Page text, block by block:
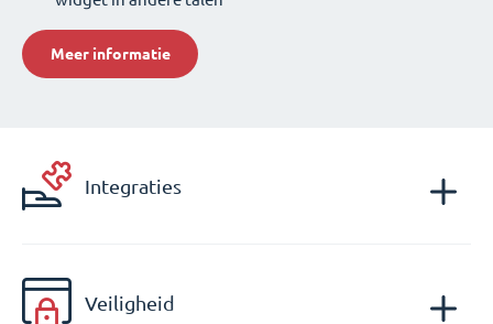
Meer informatie
Integraties
Veiligheid